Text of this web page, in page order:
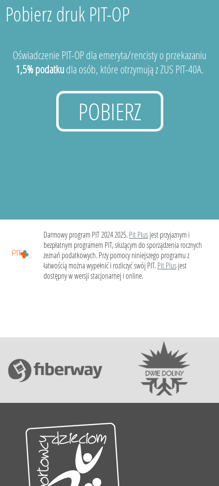
Pobierz druk PIT-OP
Oświadczenie PIT-OP dla emeryta/rencisty o przekazaniu
1,5% podatkudla osób, które otrzymują z ZUS PIT-40A.
POBIERZ
Darmowy program PIT 2024 2025.Pit Plusjest przyjaznym i
bezpłatnym programem PIT, służącym do sporządzenia rocznych
zeznań podatkowych. Przy pomocy niniejszego programu z
łatwością można wypełnić i rozliczyć swój PIT.Pit Plusjest
dostępny w wersji stacjonarnej i online.